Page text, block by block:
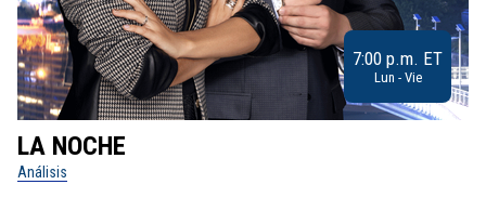
7:00 p.m. ET
Lun - Vie
LA NOCHE
Análisis